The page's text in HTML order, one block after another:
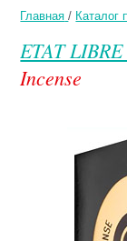
Главная / Каталог
ETAT
Incense